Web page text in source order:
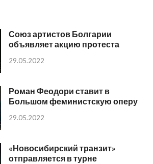
Союз артистов Болгарии
объявляет акцию протеста
29.05.2022
Роман Феодори ставит в
Большом феминистскую оперу
29.05.2022
«Новосибирский транзит»
отправляется в турне